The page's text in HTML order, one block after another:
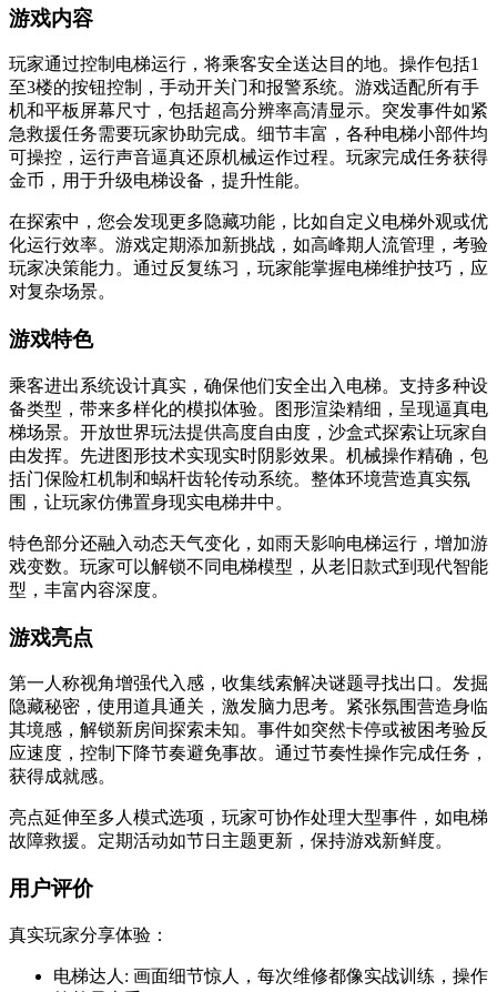
游戏内容
玩家通过控制电梯运行，将乘客安全送达目的地。操作包括1
至3楼的按钮控制，手动开关门和报警系统。游戏适配所有手
机和平板屏幕尺寸，包括超高分辨率高清显示。突发事件如紧
急救援任务需要玩家协助完成。细节丰富，各种电梯小部件均
可操控，运行声音逼真还原机械运作过程。玩家完成任务获得
金币，用于升级电梯设备，提升性能。
在探索中，您会发现更多隐藏功能，比如自定义电梯外观或优
化运行效率。游戏定期添加新挑战，如高峰期人流管理，考验
玩家决策能力。通过反复练习，玩家能掌握电梯维护技巧，应
对复杂场景。
游戏特色
乘客进出系统设计真实，确保他们安全出入电梯。支持多种设
备类型，带来多样化的模拟体验。图形渲染精细，呈现逼真电
梯场景。开放世界玩法提供高度自由度，沙盒式探索让玩家自
由发挥。先进图形技术实现实时阴影效果。机械操作精确，包
括门保险杠机制和蜗杆齿轮传动系统。整体环境营造真实氛
围，让玩家仿佛置身现实电梯井中。
特色部分还融入动态天气变化，如雨天影响电梯运行，增加游
戏变数。玩家可以解锁不同电梯模型，从老旧款式到现代智能
型，丰富内容深度。
游戏亮点
第一人称视角增强代入感，收集线索解决谜题寻找出口。发掘
隐藏秘密，使用道具通关，激发脑力思考。紧张氛围营造身临
其境感，解锁新房间探索未知。事件如突然卡停或被困考验反
应速度，控制下降节奏避免事故。通过节奏性操作完成任务，
获得成就感。
亮点延伸至多人模式选项，玩家可协作处理大型事件，如电梯
故障救援。定期活动如节日主题更新，保持游戏新鲜度。
用户评价
真实玩家分享体验：
电梯达人: 画面细节惊人，每次维修都像实战训练，操作